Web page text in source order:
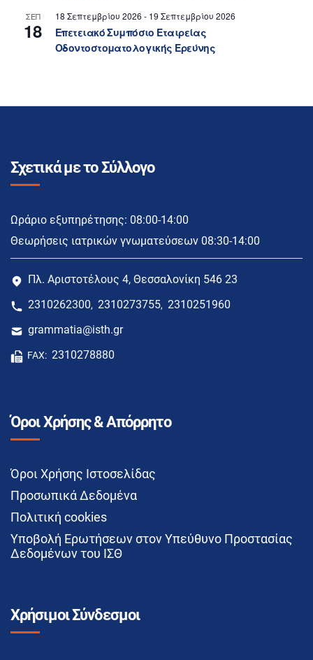
ΣΕΠ
18
18 Σεπτεμβρίου 2026 - 19 Σεπτεμβρίου 2026
Επετειακό Συμπόσιο Εταιρείας
Οδοντοστοματολογικής Ερεύνης
Σχετικά με το Σύλλογο
Ωράριο εξυπηρέτησης: 08:00-14:00
Θεωρήσεις ιατρικών γνωματεύσεων 08:30-14:00
Πλ. Αριστοτέλους 4, Θεσσαλονίκη 546 23
2310262300, 2310273755, 2310251960
grammatia@isth.gr
FAX: 2310278880
Όροι Χρήσης & Απόρρητο
Όροι Χρήσης Ιστοσελίδας
Προσωπικά Δεδομένα
Πολιτική cookies
Υποβολή Ερωτήσεων στον Υπεύθυνο Προστασίας
Δεδομένων του ΙΣΘ
Χρήσιμοι Σύνδεσμοι